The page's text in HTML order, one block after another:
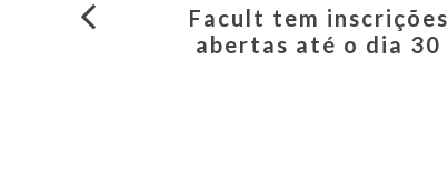
Facult tem inscrições
abertas até o dia 30